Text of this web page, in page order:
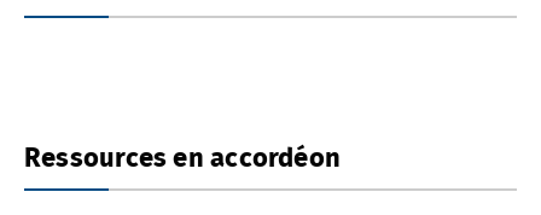
Ressources en accordéon